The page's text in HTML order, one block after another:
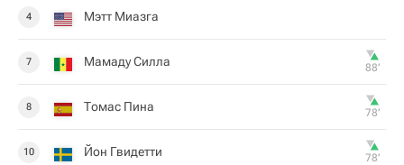
4 Мэтт Миазга
7 Мамаду Силла 88‎’‎
8 Томас Пина 78‎’‎
10 Йон Гвидетти 78‎’‎